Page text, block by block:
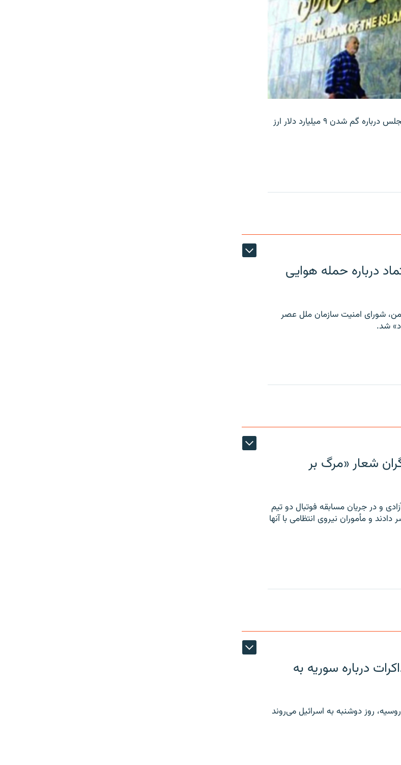
بانک مرکزی ایران روز جمعه با انتشار اطلاعیه‌ای، گفته‌های یک نماینده مجلس درباره گم شدن ۹ میلیارد دلار ارز
درباره حمله هوایی
شورای امنیت سازمان ملل عصر
شد.
شعار «مرگ بر
و در جریان مسابقه فوتبال دو تیم
و مأموران نیروی انتظامی با آنها
درباره سوریه به
روز دوشنبه به اسرائیل می‌روند